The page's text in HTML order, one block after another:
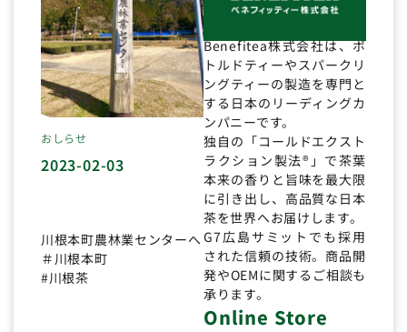
おしらせ
2023-02-03
川根本町農林業センターへ
＃川根本町
#川根茶
Benefitea株式会社は、ボ
トルドティーやスパークリ
ングティーの製造を専門と
する日本のリーディングカ
ンパニーです。
独自の「コールドエクスト
ラクション製法®」で茶葉
本来の香りと旨味を最大限
に引き出し、高品質な日本
茶を世界へお届けします。
G7広島サミットでも採用
された信頼の技術。商品開
発やOEMに関するご相談も
承ります。
Online Store